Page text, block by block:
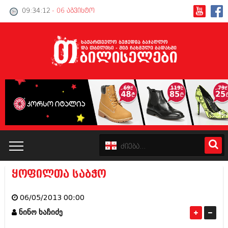
09:34:12 - 06 აგვისტო
კატალოგი
ყოფილთა საბჭო
06/05/2013 00:00
ნინო ხაჩიძე